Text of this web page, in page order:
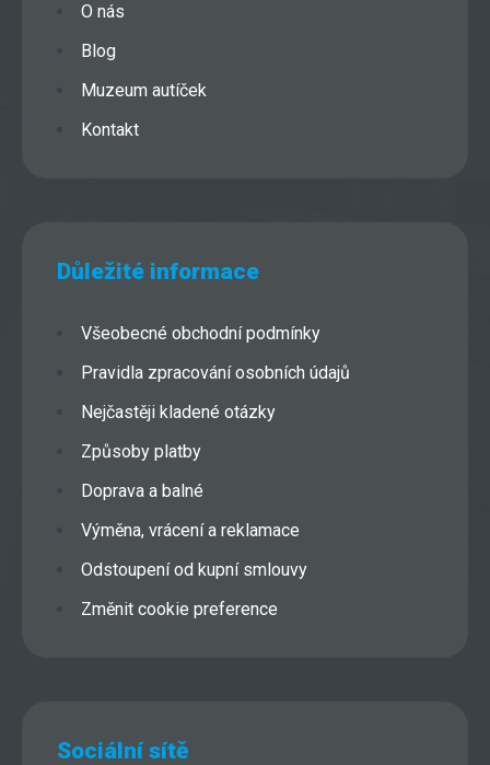
O nás
Blog
Muzeum autíček
Kontakt
Důležité informace
Všeobecné obchodní podmínky
Pravidla zpracování osobních údajů
Nejčastěji kladené otázky
Způsoby platby
Doprava a balné
Výměna, vrácení a reklamace
Odstoupení od kupní smlouvy
Změnit cookie preference
Sociální sítě